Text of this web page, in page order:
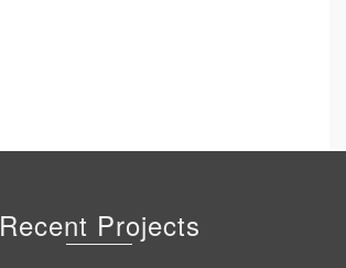
Recent Projects